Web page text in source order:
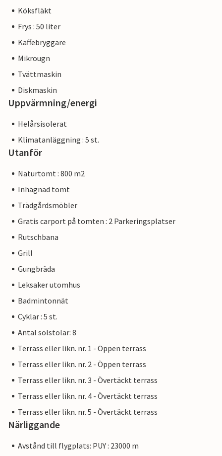
Köksfläkt
Frys : 50 liter
Kaffebryggare
Mikrougn
Tvättmaskin
Diskmaskin
Uppvärmning/energi
Helårsisolerat
Klimatanläggning : 5 st.
Utanför
Naturtomt : 800 m2
Inhägnad tomt
Trädgårdsmöbler
Gratis carport på tomten : 2 Parkeringsplatser
Rutschbana
Grill
Gungbräda
Leksaker utomhus
Badmintonnät
Cyklar : 5 st.
Antal solstolar: 8
Terrass eller likn. nr. 1 - Öppen terrass
Terrass eller likn. nr. 2 - Öppen terrass
Terrass eller likn. nr. 3 - Övertäckt terrass
Terrass eller likn. nr. 4 - Övertäckt terrass
Terrass eller likn. nr. 5 - Övertäckt terrass
Närliggande
Avstånd till flygplats: PUY : 23000 m